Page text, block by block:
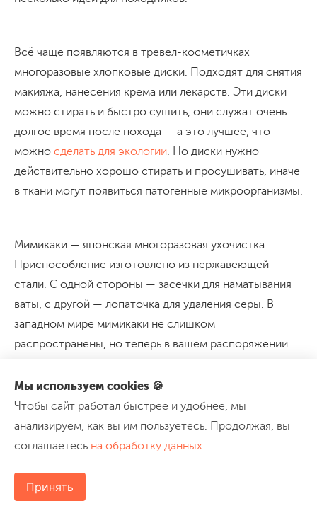
Мы используем cookies 🍪
Чтобы сайт работал быстрее и удобнее, мы
анализируем, как вы им пользуетесь. Продолжая, вы
соглашаетесь на обработку данных
Принять
Всё чаще появляются в тревел-косметичках
многоразовые хлопковые диски. Подходят для снятия
макияжа, нанесения крема или лекарств. Эти диски
можно стирать и быстро сушить, они служат очень
долгое время после похода — а это лучшее, что
можно сделать для экологии. Но диски нужно
действительно хорошо стирать и просушивать, иначе
в ткани могут появиться патогенные микроорганизмы.
Мимикаки — японская многоразовая ухочистка.
Приспособление изготовлено из нержавеющей
стали. С одной стороны — засечки для наматывания
ваты, с другой — лопаточка для удаления серы. В
западном мире мимикаки не слишком
распространены, но теперь в вашем распоряжении
ещё один интересный аксессуар на выбор.
Понять, что удобно лично для вас, можно в походах,
которые не требуют долгих, сложных сборов.